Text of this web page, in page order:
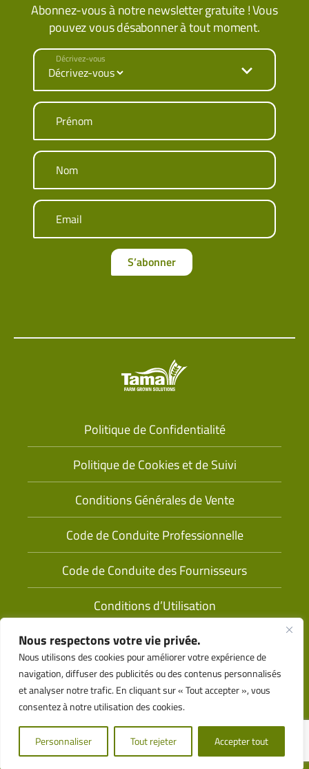
Nous respectons votre vie privée.
Nous utilisons des cookies pour améliorer votre expérience de
navigation, diffuser des publicités ou des contenus personnalisés
et analyser notre trafic. En cliquant sur « Tout accepter », vous
consentez à notre utilisation des cookies.
Personnaliser Tout rejeter Accepter tout
Abonnez-vous à notre newsletter gratuite ! Vous
pouvez vous désabonner à tout moment.
Décrivez-vous
Prénom
Nom
Email
S’abonner
Politique de Confidentialité
Politique de Cookies et de Suivi
Conditions Générales de Vente
Code de Conduite Professionnelle
Code de Conduite des Fournisseurs
Conditions d’Utilisation
© 2026 Tama Tous Droits Réservés Alimenté par